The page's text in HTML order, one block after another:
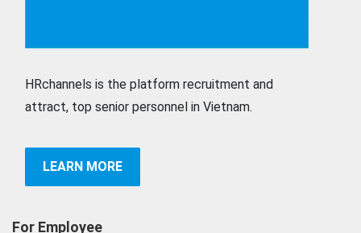
HRchannels is the platform recruitment and
attract, top senior personnel in Vietnam.
LEARN MORE
For Employee